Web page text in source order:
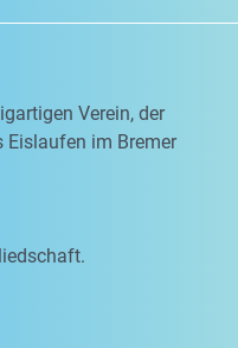
Verein, der
Eislaufen im Bremer